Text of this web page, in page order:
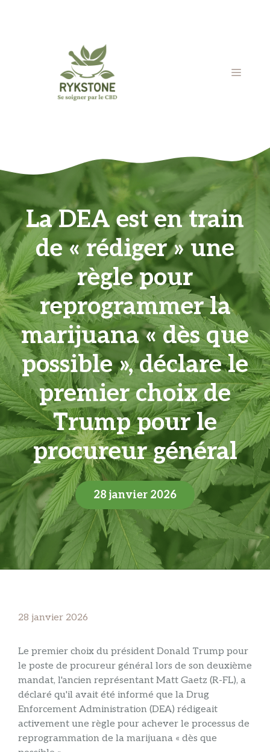
MENU
La DEA est en train
de « rédiger » une
règle pour
reprogrammer la
marijuana « dès que
possible », déclare le
premier choix de
Trump pour le
procureur général
28 janvier 2026
28 janvier 2026
Le premier choix du président Donald Trump pour
le poste de procureur général lors de son deuxième
mandat, l'ancien représentant Matt Gaetz (R-FL), a
déclaré qu'il avait été informé que la Drug
Enforcement Administration (DEA) rédigeait
activement une règle pour achever le processus de
reprogrammation de la marijuana « dès que